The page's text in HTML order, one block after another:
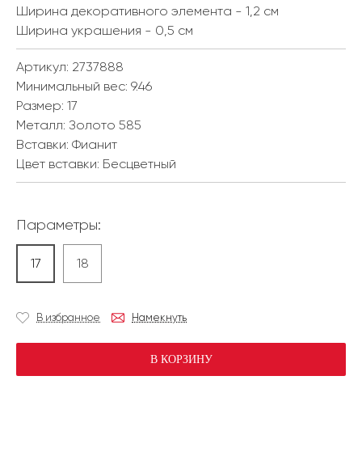
Ширина декоративного элемента - 1,2 см
Ширина украшения - 0,5 см
Артикул: 2737888
Минимальный вес: 9.46
Размер: 17
Металл: Золото 585
Вставки: Фианит
Цвет вставки: Бесцветный
Параметры:
17 18
В избранное Намекнуть
В КОРЗИНУ